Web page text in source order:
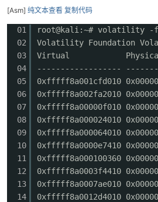
[Asm] 纯文本查看 复制代码
01
02
03
04
05
06
07
08
09
10
11
12
13
14
root@kali:~# volatility -f
Volatility Foundation
Virtual
------------------
0xfffff8a001cfd010
0xfffff8a002fa2010
0xfffff8a00000f010
0xfffff8a000024010
0xfffff8a000064010
0xfffff8a0000e7410
0xfffff8a000100360
0xfffff8a0003f4410
0xfffff8a0007ae010
0xfffff8a0012d4010